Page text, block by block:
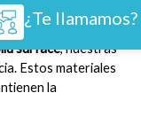
surface, nuestras
Estos materiales
la
¿Te llamamos?